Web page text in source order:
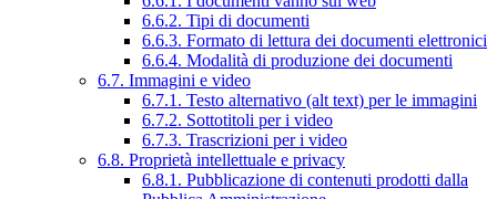
6.6.2. Tipi di documenti
6.6.3. Formato di lettura dei documenti elettronici
6.6.4. Modalità di produzione dei documenti
6.7. Immagini e video
6.7.1. Testo alternativo (alt text) per le immagini
6.7.2. Sottotitoli per i video
6.7.3. Trascrizioni per i video
6.8. Proprietà intellettuale e privacy
6.8.1. Pubblicazione di contenuti prodotti dalla